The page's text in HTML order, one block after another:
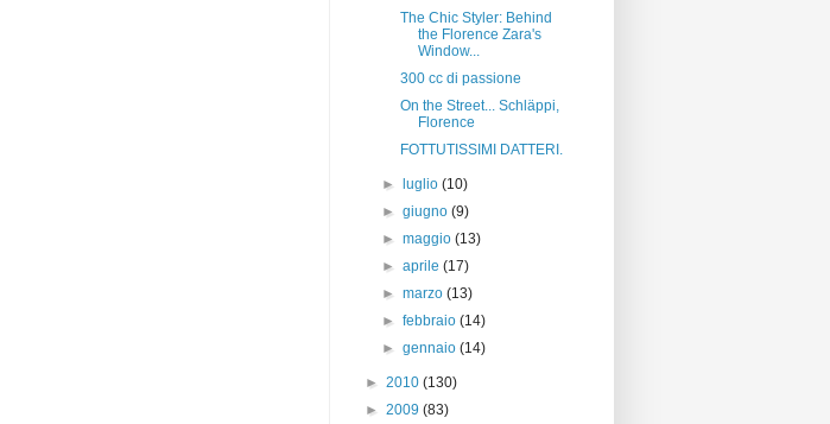
The Chic Styler: Behind
the Florence Zara's
Window...
300 cc di passione
On the Street... Schläppi,
Florence
FOTTUTISSIMI DATTERI.
► luglio(10)
►giugno(9)
►maggio(13)
►aprile(17)
►marzo(13)
►febbraio(14)
►gennaio(14)
► 2010 (130)
► 2009 (83)